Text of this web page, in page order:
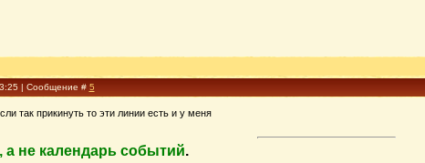
| Сообщение # 5
так прикинуть то эти линии есть и у меня
а не календарь событий.